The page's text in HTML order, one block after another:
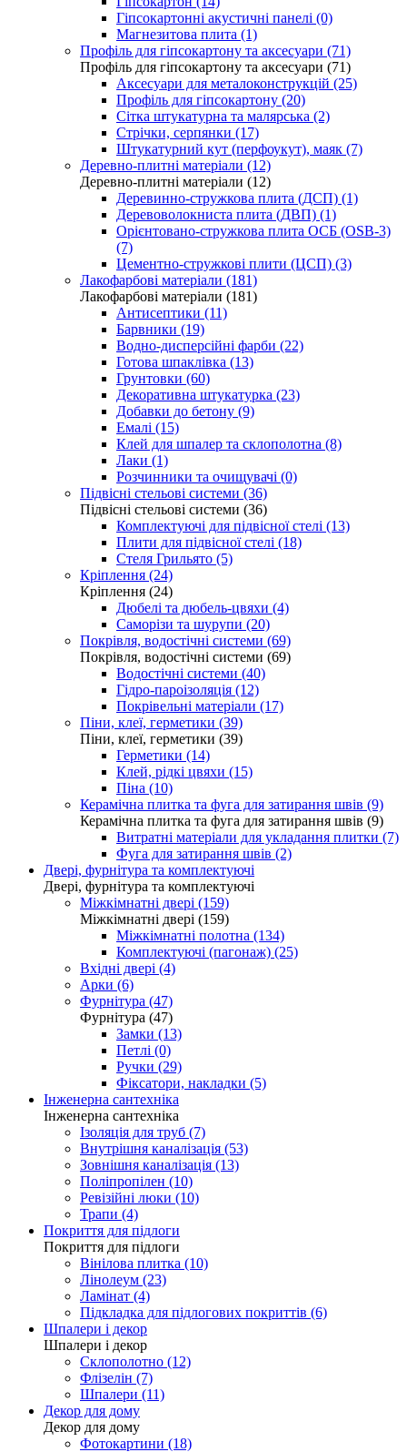
Гіпсокартонні акустичні панелі (0)
Магнезитова плита (1)
Профіль для гіпсокартону та аксесуари (71)
Профіль для гіпсокартону та аксесуари (71)
Аксесуари для металоконструкцій (25)
Профіль для гіпсокартону (20)
Сітка штукатурна та малярська (2)
Стрічки, серпянки (17)
Штукатурний кут (перфоукут), маяк (7)
Деревно-плитні матеріали (12)
Деревно-плитні матеріали (12)
Деревинно-стружкова плита (ДСП) (1)
Деревоволокниста плита (ДВП) (1)
Орієнтовано-стружкова плита ОСБ (OSB-3)
(7)
Цементно-стружкові плити (ЦСП) (3)
Лакофарбові матеріали (181)
Лакофарбові матеріали (181)
Антисептики (11)
Барвники (19)
Водно-дисперсійні фарби (22)
Готова шпаклівка (13)
Грунтовки (60)
Декоративна штукатурка (23)
Добавки до бетону (9)
Емалі (15)
Клей для шпалер та склополотна (8)
Лаки (1)
Розчинники та очищувачі (0)
Підвісні стельові системи (36)
Підвісні стельові системи (36)
Комплектуючі для підвісної стелі (13)
Плити для підвісної стелі (18)
Стеля Грильято (5)
Кріплення (24)
Кріплення (24)
Дюбелі та дюбель-цвяхи (4)
Саморізи та шурупи (20)
Покрівля, водостічні системи (69)
Покрівля, водостічні системи (69)
Водостічні системи (40)
Гідро-пароізоляція (12)
Покрівельні матеріали (17)
Піни, клеї, герметики (39)
Піни, клеї, герметики (39)
Герметики (14)
Клей, рідкі цвяхи (15)
Піна (10)
Керамічна плитка та фуга для затирання швів (9)
Керамічна плитка та фуга для затирання швів (9)
Витратні матеріали для укладання плитки (7)
Фуга для затирання швів (2)
Двері, фурнітура та комплектуючі
Двері, фурнітура та комплектуючі
Міжкімнатні двері (159)
Міжкімнатні двері (159)
Міжкімнатні полотна (134)
Комплектуючі (пагонаж) (25)
Вхідні двері (4)
Арки (6)
Фурнітура (47)
Фурнітура (47)
Замки (13)
Петлі (0)
Ручки (29)
Фіксатори, накладки (5)
Інженерна сантехніка
Інженерна сантехніка
Ізоляція для труб (7)
Внутрішня каналізація (53)
Зовнішня каналізація (13)
Поліпропілен (10)
Ревізійні люки (10)
Трапи (4)
Покриття для підлоги
Покриття для підлоги
Вінілова плитка (10)
Лінолеум (23)
Ламінат (4)
Підкладка для підлогових покриттів (6)
Шпалери і декор
Шпалери і декор
Склополотно (12)
Флізелін (7)
Шпалери (11)
Декор для дому
Декор для дому
Фотокартини (18)